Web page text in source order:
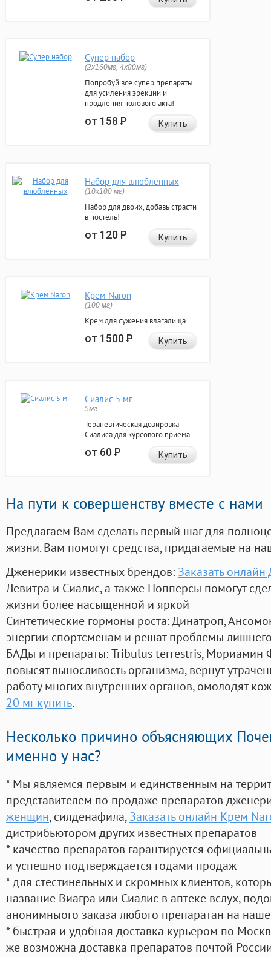
Супер набор
(2х160мг, 4х80мг)
Попробуй все супер препараты
для усиления эрекции и
продления полового акта!
от 158Р Купить
Набор для влюбленных
(10х100 мг)
Набор для двоих, добавь страсти
в постель!
от 120Р Купить
Крем Naron
(100 мг)
Крем для сужения влагалища
от 1500Р Купить
Сиалис 5 мг
5мг
Терапевтическая дозировка
Сиалиса для курсового приема
от 60Р Купить
На пути к совершенству вместе с нами
Предлагаем Вам сделать первый шаг для
жизни. Вам помогут средства, придагаемые на
Дженерики известных брендов: Заказать
Левитра и Сиалис, а также Попперсы помогут
жизни более насыщенной и яркой
Синтетические гормоны роста: Динатроп,
энергии спортсменам и решат проблемы
БАДы и препараты:Tribulus terrestris, Мориамин
повысят выносливость организма, вернут
работу многих внутренних органов, омолодят
20 мг купить.
Несколько причино объясняющих
именно у нас?
* Мы являемся первым и единственным на
представителем по продаже препаратов
женщин, силденафила, Заказать онлайн Крем
дистрибьютором других известных препаратов
* качество препаратов гарантируется
и успешно подтверждается годами продаж
* для стестинельных и скромных клиентов,
название Виагра или Сиалис в аптеке вслух,
анонимныого заказа любого препаратан на
* быстрая и удобная доставка курьером по
же возможна доставка препаратов почтой